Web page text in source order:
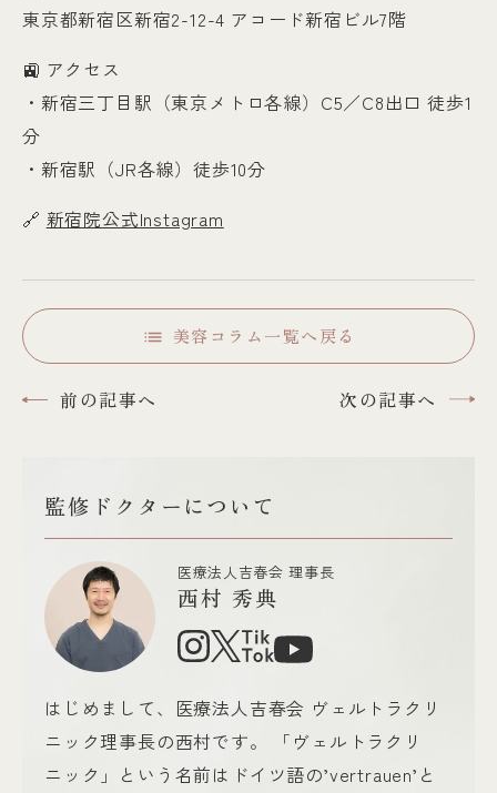
東京都新宿区新宿2-12-4 アコード新宿ビル7階
🚉 アクセス
・新宿三丁目駅（東京メトロ各線）C5／C8出口 徒歩1
分
・新宿駅（JR各線）徒歩10分
🔗 新宿院公式Instagram
前の記事へ 次の記事へ
美容コラム一覧へ戻る
監修ドクターについて
医療法人吉春会 理事長
西村 秀典
はじめまして、医療法人吉春会 ヴェルトラクリ
ニック理事長の西村です。 「ヴェルトラクリ
ニック」という名前はドイツ語の’vertrauen’と